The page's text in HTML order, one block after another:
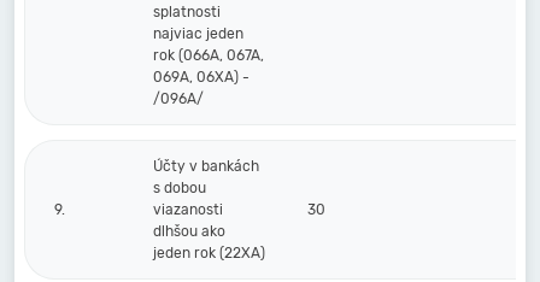
splatnosti
najviac jeden
rok (066A, 067A,
069A, 06XA) -
/096A/
9.
Účty v bankách
s dobou
viazanosti
dlhšou ako
jeden rok (22XA)
30